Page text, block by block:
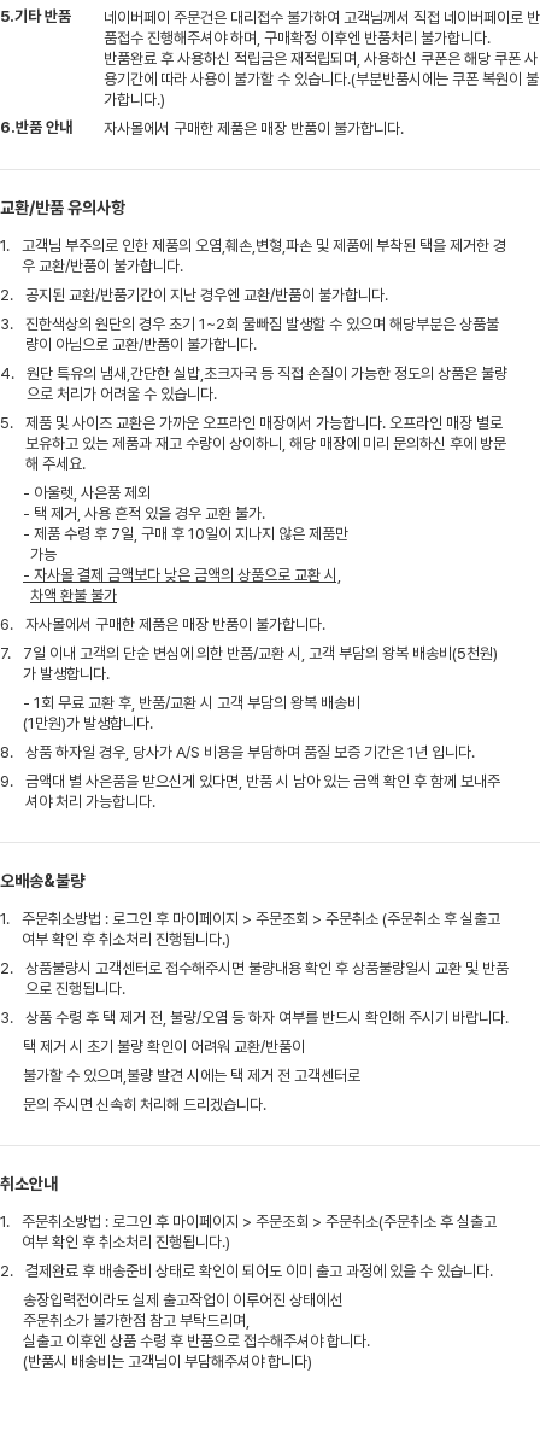
5.기타 반품
네이버페이 주문건은 대리접수 불가하여 고객님께서 직접 네이버페이로 반
품접수 진행해주셔야 하며, 구매확정 이후엔 반품처리 불가합니다.
반품완료 후 사용하신 적립금은 재적립되며, 사용하신 쿠폰은 해당 쿠폰 사
용기간에 따라 사용이 불가할 수 있습니다.(부분반품시에는 쿠폰 복원이 불
가합니다.)
6.반품 안내
자사몰에서 구매한 제품은 매장 반품이 불가합니다.
교환/반품 유의사항
1.
고객님 부주의로 인한 제품의 오염,훼손,변형,파손 및 제품에 부착된 택을 제거한 경
우 교환/반품이 불가합니다.
2.
공지된 교환/반품기간이 지난 경우엔 교환/반품이 불가합니다.
3.
진한색상의 원단의 경우 초기 1~2회 물빠짐 발생할 수 있으며 해당부분은 상품불
량이 아님으로 교환/반품이 불가합니다.
4.
원단 특유의 냄새,간단한 실밥,초크자국 등 직접 손질이 가능한 정도의 상품은 불량
으로 처리가 어려울 수 있습니다.
5.
제품 및 사이즈 교환은 가까운 오프라인 매장에서 가능합니다. 오프라인 매장 별로
보유하고 있는 제품과 재고 수량이 상이하니, 해당 매장에 미리 문의하신 후에 방문
해 주세요.
- 아울렛, 사은품 제외
- 택 제거, 사용 흔적 있을 경우 교환 불가.
- 제품 수령 후 7일, 구매 후 10일이 지나지 않은 제품만
가능
- 자사몰 결제 금액보다 낮은 금액의 상품으로 교환 시,
차액 환불 불가
6.
자사몰에서 구매한 제품은 매장 반품이 불가합니다.
7.
7일 이내 고객의 단순 변심에 의한 반품/교환 시, 고객 부담의 왕복 배송비(5천원)
가 발생합니다.
- 1회 무료 교환 후, 반품/교환 시 고객 부담의 왕복 배송비
(1만원)가 발생합니다.
8.
상품 하자일 경우, 당사가 A/S 비용을 부담하며 품질 보증 기간은 1년 입니다.
9.
금액대 별 사은품을 받으신게 있다면, 반품 시 남아 있는 금액 확인 후 함께 보내주
셔야 처리 가능합니다.
오배송&불량
1.
주문취소방법 : 로그인 후 마이페이지 > 주문조회 > 주문취소 (주문취소 후 실출고
여부 확인 후 취소처리 진행됩니다.)
2.
상품불량시 고객센터로 접수해주시면 불량내용 확인 후 상품불량일시 교환 및 반품
으로 진행됩니다.
3.
상품 수령 후 택 제거 전, 불량/오염 등 하자 여부를 반드시 확인해 주시기 바랍니다.
택 제거 시 초기 불량 확인이 어려워 교환/반품이
불가할 수 있으며,불량 발견 시에는 택 제거 전 고객센터로
문의 주시면 신속히 처리해 드리겠습니다.
취소안내
1.
주문취소방법 : 로그인 후 마이페이지 > 주문조회 > 주문취소(주문취소 후 실출고
여부 확인 후 취소처리 진행됩니다.)
2.
결제완료 후 배송준비 상태로 확인이 되어도 이미 출고 과정에 있을 수 있습니다.
송장입력전이라도 실제 출고작업이 이루어진 상태에선
주문취소가 불가한점 참고 부탁드리며,
실출고 이후엔 상품 수령 후 반품으로 접수해주셔야 합니다.
(반품시 배송비는 고객님이 부담해주셔야 합니다)